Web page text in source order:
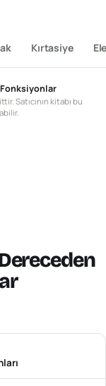
Kırtasiye
Satıcının kitabı bu